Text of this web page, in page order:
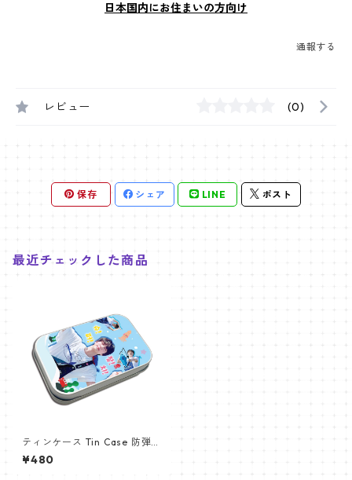
日本国内にお住まいの方向け
通報する
レビュー (0)
保存 シェア LINE ポスト
最近チェックした商品
ティンケース Tin Case 防弾少
年団 JIN (JIN-7)
¥480